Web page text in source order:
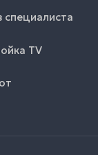
специалиста
TV